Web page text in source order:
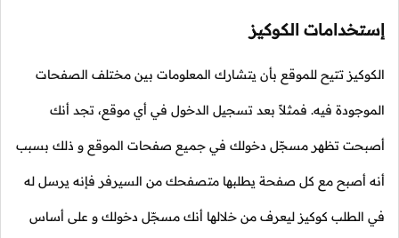
إستخدامات الكوكيز
الكوكيز تتيح للموقع بأن يتشارك المعلومات بين مختلف الصفحات
الموجودة فيه. فمثلاً بعد تسجيل الدخول في أي موقع، تجد أنك
أصبحت تظهر مسجّل دخولك في جميع صفحات الموقع و ذلك بسبب
أنه أصبح مع كل صفحة يطلبها متصفحك من السيرفر فإنه يرسل له
في الطلب كوكيز ليعرف من خلالها أنك مسجّل دخولك و على أساس